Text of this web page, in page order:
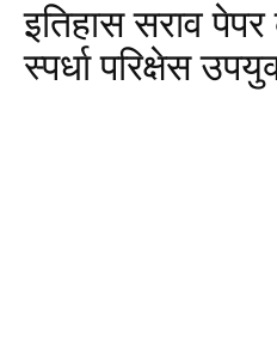
इतिहास सराव
स्पर्धा परिक्षेस